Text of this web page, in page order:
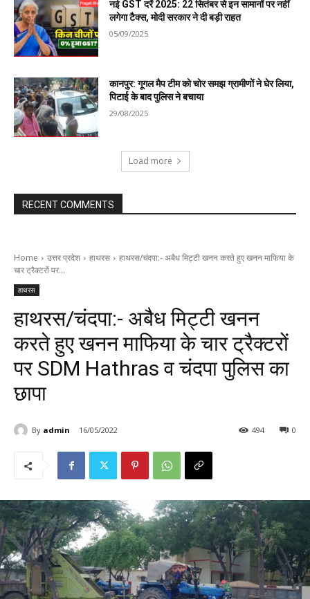
नई GST दरें 2025: 22 सितंबर से इन सामानों पर नहीं
लगेगा टैक्स, मोदी सरकार ने दी बड़ी राहत
05/09/2025
कानपुर: गूगल मैप टीम को चोर समझ ग्रामीणों ने घेर लिया,
पिटाई के बाद पुलिस ने बचाया
29/08/2025
Load more
RECENT COMMENTS